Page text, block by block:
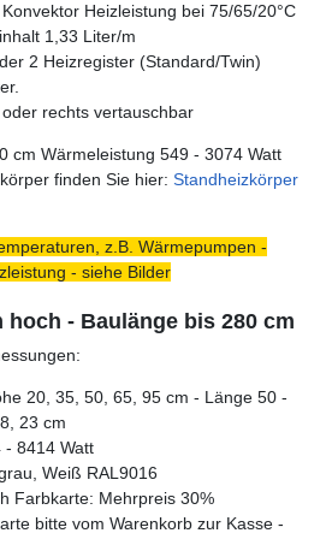
Heizleistung bei 75/65/20°C
1,33 Liter/m
2 Heizregister (Standard/Twin)
rechts vertauschbar
cm Wärmeleistung 549 - 3074 Watt
finden Sie hier: Standheizkörper
z.B. Wärmepumpen -
- siehe Bilder
hoch - Baulänge bis 280 cm
20, 35, 50, 65, 95 cm - Länge 50 -
23 cm
- 8414 Watt
Weiß RAL9016
Farbkarte: Mehrpreis 30%
bitte vom Warenkorb zur Kasse -